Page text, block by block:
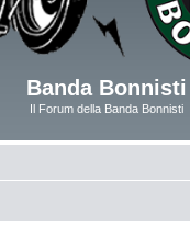
Banda Bonnisti
Il Forum della Banda Bonnisti